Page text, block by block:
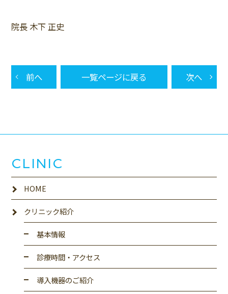
院長 木下 正史
前へ 一覧ページに戻る 次へ
CLINIC
HOME
クリニック紹介
基本情報
診療時間・アクセス
導入機器のご紹介